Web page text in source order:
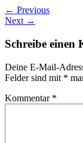
← Previous
Next →
Schreibe einen
Deine E-Mail-
Felder sind mit *
Kommentar *